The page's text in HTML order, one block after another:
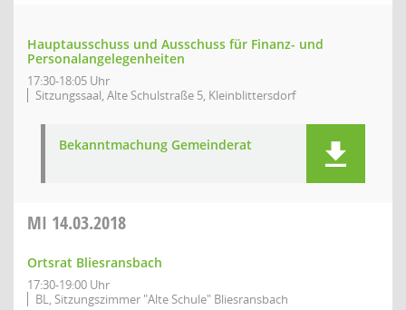
Hauptausschuss und Ausschuss für Finanz- und
Personalangelegenheiten
17:30-18:05 Uhr
Sitzungssaal, Alte Schulstraße 5, Kleinblittersdorf
Bekanntmachung Gemeinderat
MI 14.03.2018
Ortsrat Bliesransbach
17:30-19:00 Uhr
BL, Sitzungszimmer "Alte Schule" Bliesransbach